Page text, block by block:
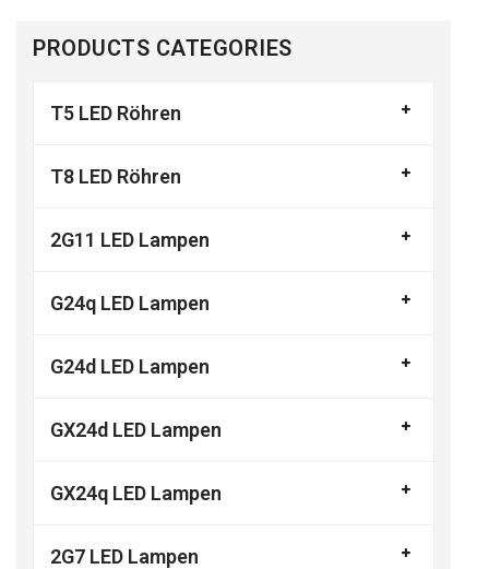
PRODUCTS CATEGORIES
T5 LED Röhren
T8 LED Röhren
2G11 LED Lampen
G24q LED Lampen
G24d LED Lampen
GX24d LED Lampen
GX24q LED Lampen
2G7 LED Lampen